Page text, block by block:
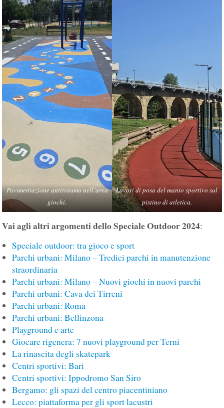
Pavimentazione antitrauma nell’area
giochi.
Lavori di posa del manto sportivo sul
pistino di atletica.
Vai agli altri argomenti dello Speciale Outdoor 2024:
Speciale outdoor: tra gioco e sport
Parchi urbani: Milano – Tredici parchi in manutenzione
straordinaria
Parchi urbani: Milano – Nuovi giochi in nuovi parchi
Parchi urbani: Cava dei Tirreni
Parchi urbani: Roma
Parchi urbani: Bellinzona
Playground e arte
Giocare rigenera: 7 nuovi playground per Terni
La rinascita degli skatepark
Centri sportivi: Bari
Centri sportivi: Ippodromo San Siro
Bergamo: gli spazi del centro piacentiniano
Lecco: piattaforma per gli sport lacustri